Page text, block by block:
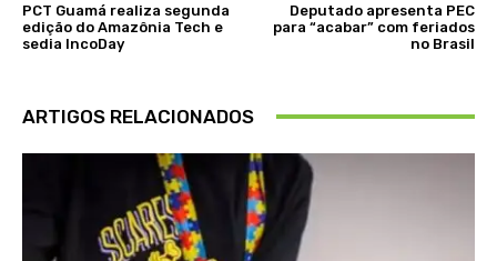
PCT Guamá realiza segunda
edição do Amazônia Tech e
sedia IncoDay
Deputado apresenta PEC
para “acabar” com feriados
no Brasil
ARTIGOS RELACIONADOS